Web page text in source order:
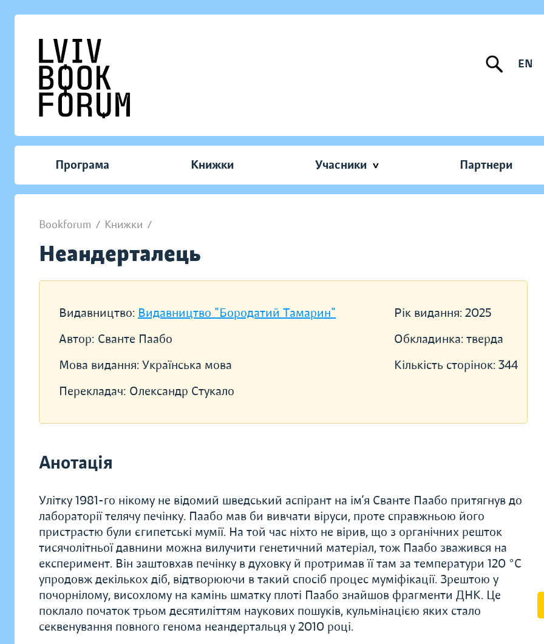
EN
Програма Книжки Учасники Партнери
Bookforum / Книжки /
Неандерталець
Видавництво: Видавництво "Бородатий Тамарин"
Автор: Сванте Паабо
Мова видання: Українська мова
Перекладач: Олександр Стукало
Рік видання: 2025
Обкладинка: тверда
Кількість сторінок: 344
Анотація
Улітку 1981-го нікому не відомий шведський аспірант на ім’я Сванте Паабо притягнув до
лабораторії телячу печінку. Паабо мав би вивчати віруси, проте справжньою його
пристрастю були єгипетські мумії. На той час ніхто не вірив, що з органічних решток
тисячолітньої давнини можна вилучити генетичний матеріал, тож Паабо зважився на
експеримент. Він заштовхав печінку в духовку й протримав її там за температури 120 °C
упродовж декількох діб, відтворюючи в такий спосіб процес муміфікації. Зрештою у
почорнілому, висохлому на камінь шматку плоті Паабо знайшов фрагменти ДНК. Це
поклало початок трьом десятиліттям наукових пошуків, кульмінацією яких стало
секвенування повного генома неандертальця у 2010 році.